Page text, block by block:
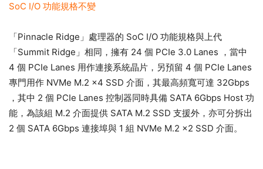
SoC I/O 功能規格不變
「Pinnacle Ridge」處理器的 SoC I/O 功能規格與上代
「Summit Ridge」相同，擁有 24 個 PCIe 3.0 Lanes ，當中
4 個 PCIe Lanes 用作連接系統晶片，另預留 4 個 PCIe Lanes
專門用作 NVMe M.2 x4 SSD 介面，其最高頻寬可達 32Gbps
，其中 2 個 PCIe Lanes 控制器同時具備 SATA 6Gbps Host 功
能，為該組 M.2 介面提供 SATA M.2 SSD 支援外，亦可分拆出
2 個 SATA 6Gbps 連接埠與 1 組 NVMe M.2 x2 SSD 介面。